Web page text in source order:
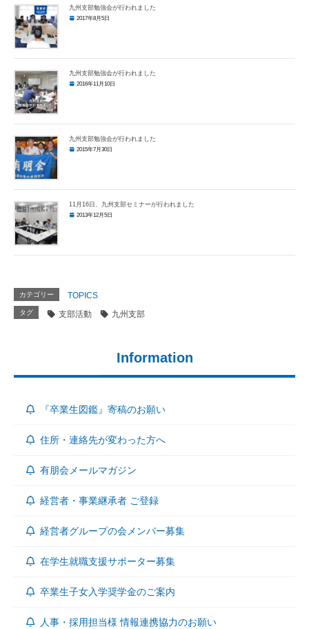
九州支部勉強会が行われました
2017年8月5日
九州支部勉強会が行われました
2016年11月10日
九州支部勉強会が行われました
2015年7月30日
11月16日、九州支部セミナーが行われました
2013年12月5日
カテゴリー TOPICS
タグ 支部活動 九州支部
Information
『卒業生図鑑』寄稿のお願い
住所・連絡先が変わった方へ
有朋会メールマガジン
経営者・事業継承者 ご登録
経営者グループの会メンバー募集
在学生就職支援サポーター募集
卒業生子女入学奨学金のご案内
人事・採用担当様 情報連携協力のお願い